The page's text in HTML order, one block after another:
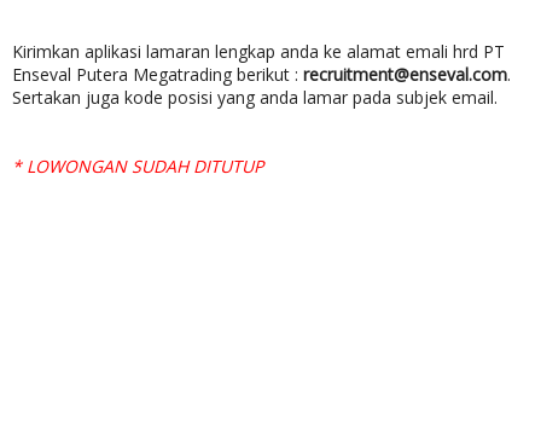
Kirimkan aplikasi lamaran lengkap anda ke alamat emali hrd PT
Enseval Putera Megatrading berikut : recruitment@enseval.com.
Sertakan juga kode posisi yang anda lamar pada subjek email.
* LOWONGAN SUDAH DITUTUP